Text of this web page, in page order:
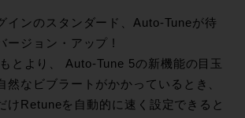
インのスタンダード、Auto-Tuneが待
ージョン・アップ !
とより、 Auto-Tune 5の新機能の目玉
然なビブラートがかかっているとき、
けRetuneを自動的に速く設定できると